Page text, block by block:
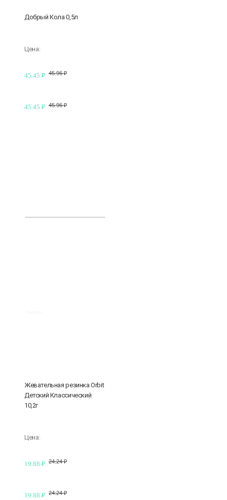
Добрый Кола 0,5л
Цена:
45.45 ₽ 45.96 ₽
45.45 ₽ 45.96 ₽
Жевательная резинка Orbit
Детский Классический
10,2г
Цена:
19.88 ₽ 24.24 ₽
19.88 ₽ 24.24 ₽